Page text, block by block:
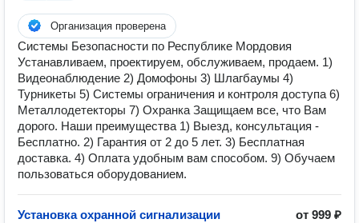
Организация проверена
Системы Безопасности по Республике Мордовия
Устанавливаем, проектируем, обслуживаем, продаем. 1)
Видеонаблюдение 2) Домофоны 3) Шлагбаумы 4)
Турникеты 5) Системы ограничения и контроля доступа 6)
Металлодетекторы 7) Охранка Защищаем все, что Вам
дорого. Наши преимущества 1) Выезд, консультация -
Бесплатно. 2) Гарантия от 2 до 5 лет. 3) Бесплатная
доставка. 4) Оплата удобным вам способом. 9) Обучаем
пользоваться оборудованием.
Установка охранной сигнализации
от 999 ₽